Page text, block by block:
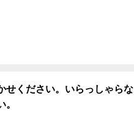
せください。いらっしゃらな